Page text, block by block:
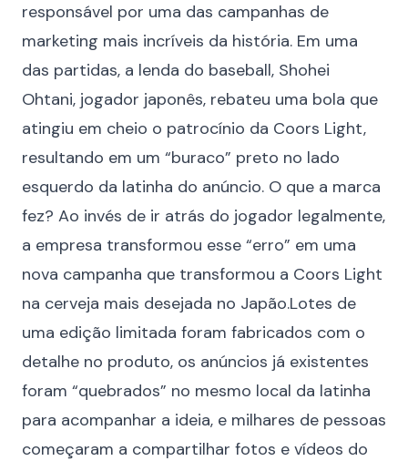
responsável por uma das campanhas de
marketing mais incríveis da história. Em uma
das partidas, a lenda do baseball, Shohei
Ohtani, jogador japonês, rebateu uma bola que
atingiu em cheio o patrocínio da Coors Light,
resultando em um “buraco” preto no lado
esquerdo da latinha do anúncio. O que a marca
fez? Ao invés de ir atrás do jogador legalmente,
a empresa transformou esse “erro” em uma
nova campanha que transformou a Coors Light
na cerveja mais desejada no Japão.Lotes de
uma edição limitada foram fabricados com o
detalhe no produto, os anúncios já existentes
foram “quebrados” no mesmo local da latinha
para acompanhar a ideia, e milhares de pessoas
começaram a compartilhar fotos e vídeos do